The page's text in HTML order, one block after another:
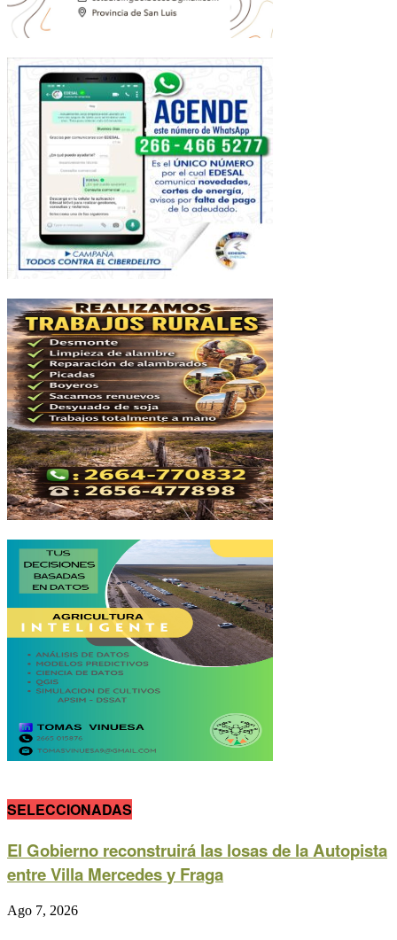
SELECCIONADAS
El Gobierno reconstruirá las losas de la Autopista
entre Villa Mercedes y Fraga
Ago 7, 2026